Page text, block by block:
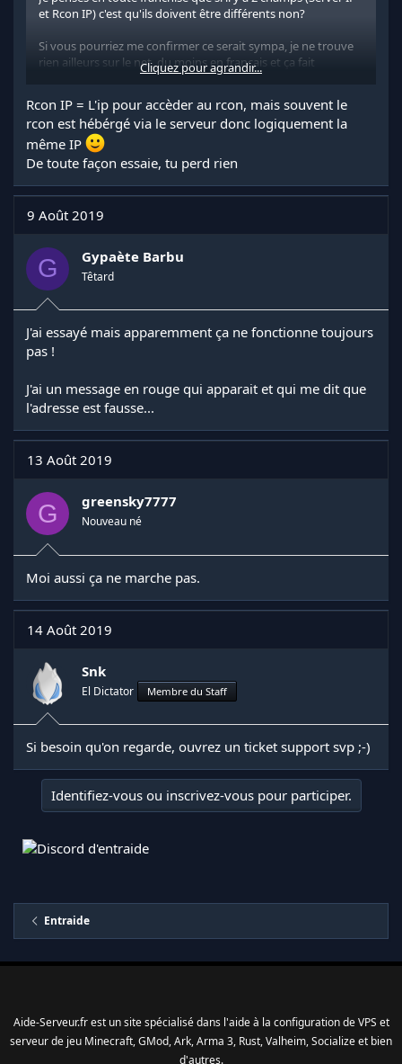
et Rcon IP) c'est qu'ils doivent être différents non?
Si vous pourriez me confirmer ce serait sympa, je ne trouve
rien ailleurs sur le net, du moins en français et ça fait
quelques heures que je cherches.
Cliquez pour agrandir...
Rcon IP = L'ip pour accèder au rcon, mais souvent le
rcon est hébérgé via le serveur donc logiquement la
même IP
De toute façon essaie, tu perd rien
9 Août 2019
G Gypaète Barbu
Têtard
J'ai essayé mais apparemment ça ne fonctionne toujours
pas !
J'ai un message en rouge qui apparait et qui me dit que
l'adresse est fausse...
13 Août 2019
G greensky7777
Nouveau né
Moi aussi ça ne marche pas.
14 Août 2019
Snk
El Dictator Membre du Staff
Si besoin qu'on regarde, ouvrez un ticket support svp ;-)
Identifiez-vous ou inscrivez-vous pour participer.
Entraide
Aide-Serveur.fr est un site spécialisé dans l'aide à la configuration de VPS et
serveur de jeu Minecraft, GMod, Ark, Arma 3, Rust, Valheim, Socialize et bien
d'autres.